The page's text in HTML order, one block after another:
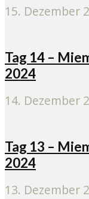
15. Dezember
Tag 14 –
2024
14. Dezember
Tag 13 –
2024
13. Dezember